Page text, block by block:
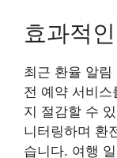
효과적
최근 환율 알
전 예약 서비스
지 절감할 수
니터링하며 환
습니다. 여행